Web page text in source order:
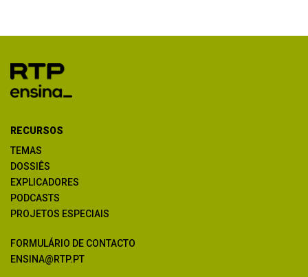
RECURSOS
TEMAS
DOSSIÊS
EXPLICADORES
PODCASTS
PROJETOS ESPECIAIS
FORMULÁRIO DE CONTACTO
ENSINA@RTP.PT